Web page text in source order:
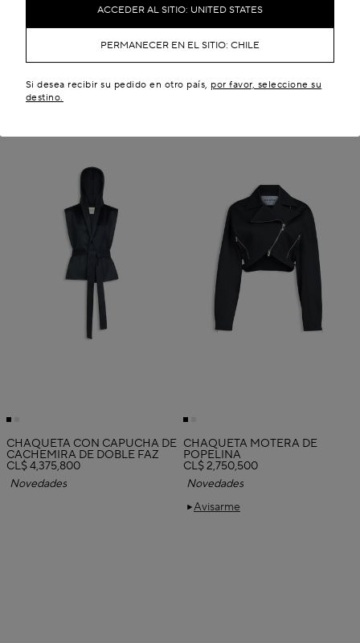
ACCEDER AL SITIO: UNITED STATES
PERMANECER EN EL SITIO: CHILE
Si desea recibir su pedido en otro país, por favor, seleccione su
destino.
POPELINA DE ALGODÓN CINTURÓN DE TAFETÁN
CHAQUETA CON CAPUCHA DE
CACHEMIRA DE DOBLE FAZ
CL$ 4,375,800
Novedades
Avisarme
CHAQUETA MOTERA DE
POPELINA
CL$ 2,750,500
Novedades